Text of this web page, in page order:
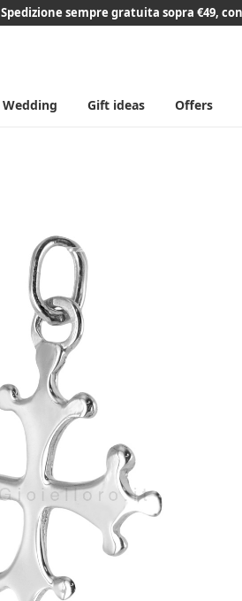
Spedizione sempre gratuita sopra €49,
Wedding Gift ideas Offers